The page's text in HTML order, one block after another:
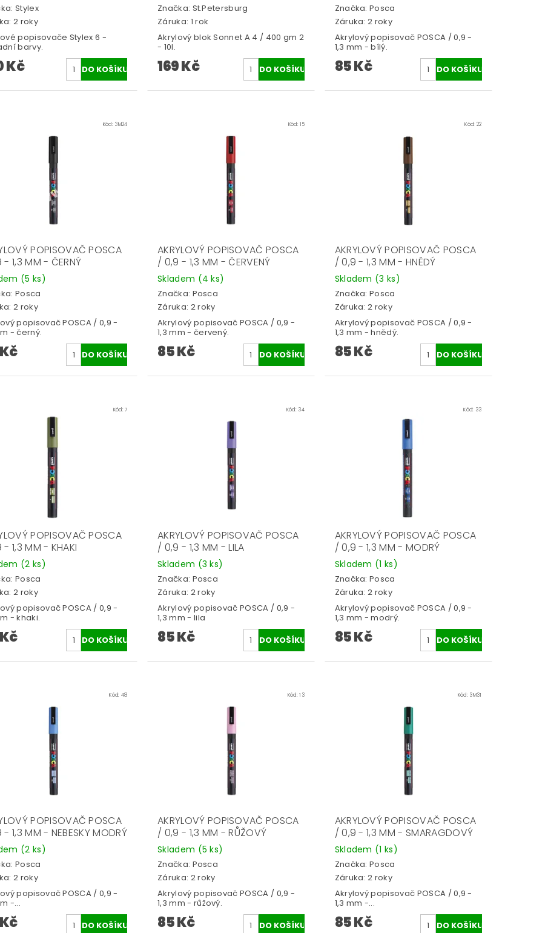
Stylex
2 roky
popisovače Stylex 6 -
barvy.
Kč
Značka: St.Petersburg
Záruka: 1 rok
Akrylový blok Sonnet A 4 / 400 gm 2
- 10l.
169 Kč
Značka:Posca
Záruka: 2 roky
Akrylový popisovač POSCA / 0,9 -
1,3 mm - bílý.
85 Kč
Kód: 3M24
POPISOVAČ POSCA
1,3 MM - ČERNÝ
(5 ks)
Posca
2 roky
popisovač POSCA / 0,9 -
- černý.
Kód:15
AKRYLOVÝ POPISOVAČ POSCA
/ 0,9 - 1,3 MM - ČERVENÝ
Skladem (4 ks)
Značka: Posca
Záruka: 2 roky
Akrylový popisovač POSCA / 0,9 -
1,3 mm - červený.
85 Kč
Kód: 22
AKRYLOVÝ POPISOVAČ POSCA
/ 0,9 - 1,3 MM - HNĚDÝ
Skladem (3 ks)
Značka:Posca
Záruka: 2 roky
Akrylový popisovač POSCA / 0,9 -
1,3 mm - hnědý.
85 Kč
Kód:7
POPISOVAČ POSCA
1,3 MM - KHAKI
(2 ks)
Posca
2 roky
popisovač POSCA / 0,9 -
- khaki.
Kód: 34
AKRYLOVÝ POPISOVAČ POSCA
/ 0,9 - 1,3 MM - LILA
Skladem (3 ks)
Značka: Posca
Záruka: 2 roky
Akrylový popisovač POSCA / 0,9 -
1,3 mm - lila
85 Kč
Kód: 33
AKRYLOVÝ POPISOVAČ POSCA
/ 0,9 - 1,3 MM - MODRÝ
Skladem (1 ks)
Značka:Posca
Záruka: 2 roky
Akrylový popisovač POSCA / 0,9 -
1,3 mm - modrý.
85 Kč
Kód: 48
POPISOVAČ POSCA
1,3 MM - NEBESKY MODRÝ
(2 ks)
Posca
2 roky
popisovač POSCA / 0,9 -
-...
Kód:13
AKRYLOVÝ POPISOVAČ POSCA
/ 0,9 - 1,3 MM - RŮŽOVÝ
Skladem (5 ks)
Značka: Posca
Záruka: 2 roky
Akrylový popisovač POSCA / 0,9 -
1,3 mm - růžový.
85 Kč
Kód: 3M31
AKRYLOVÝ POPISOVAČ POSCA
/ 0,9 - 1,3 MM - SMARAGDOVÝ
Skladem (1 ks)
Značka:Posca
Záruka: 2 roky
Akrylový popisovač POSCA / 0,9 -
1,3 mm -...
85 Kč